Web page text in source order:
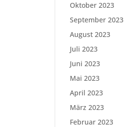
Oktober 2023
September 2023
August 2023
Juli 2023
Juni 2023
Mai 2023
April 2023
März 2023
Februar 2023